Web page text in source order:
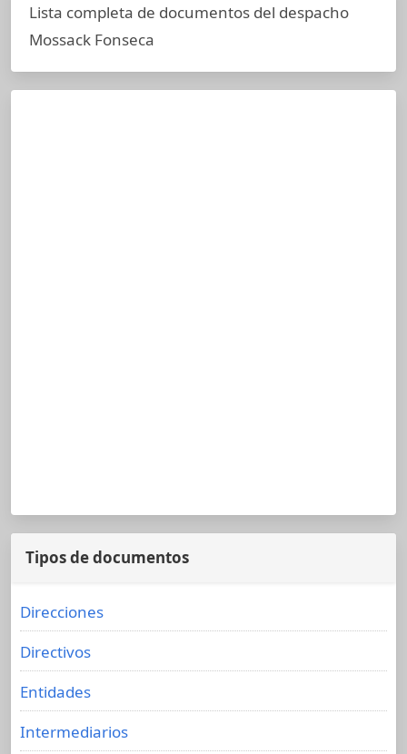
Lista completa de documentos del despacho
Mossack Fonseca
Tipos de documentos
Direcciones
Directivos
Entidades
Intermediarios